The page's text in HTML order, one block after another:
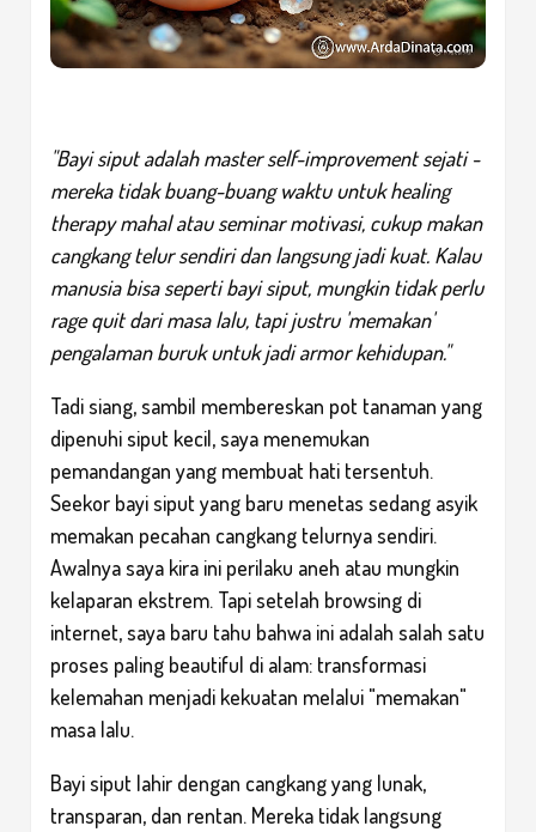
"Bayi siput adalah masterself-improvementsejati -
mereka tidak buang-buang waktu untukhealing
therapymahal atau seminar motivasi, cukup makan
cangkang telur sendiri dan langsung jadi kuat. Kalau
manusia bisa seperti bayi siput, mungkin tidak perlu
rage quitdari masa lalu, tapi justru 'memakan'
pengalaman buruk untuk jadi armor kehidupan."
Tadi siang, sambil membereskan pot tanaman yang
dipenuhi siput kecil, saya menemukan
pemandangan yang membuat hati tersentuh.
Seekor bayi siput yang baru menetas sedang asyik
memakan pecahan cangkang telurnya sendiri.
Awalnya saya kira ini perilaku aneh atau mungkin
kelaparan ekstrem. Tapi setelah browsing di
internet, saya baru tahu bahwa ini adalah salah satu
proses paling beautiful di alam: transformasi
kelemahan menjadi kekuatan melalui "memakan"
masa lalu.
Bayi siput lahir dengan cangkang yang lunak,
transparan, dan rentan. Mereka tidak langsung